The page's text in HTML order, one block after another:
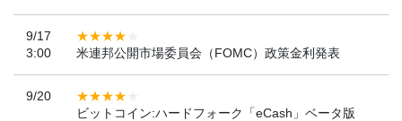
9/17
3:00
米連邦公開市場委員会（FOMC）政策金利発表
9/20
ビットコイン:ハードフォーク「eCash」ベータ版